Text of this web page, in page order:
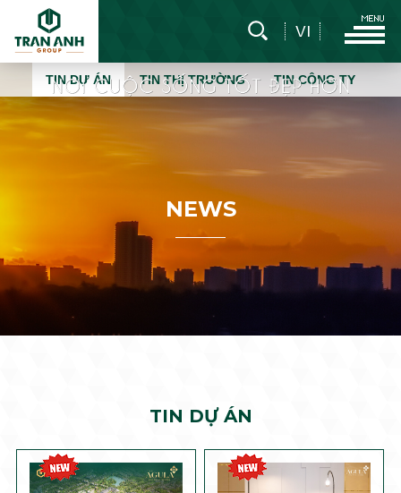
VI
NEWS
TIN DỰ ÁN TIN THỊ TRƯỜNG TIN CÔNG TY
TIN DỰ ÁN